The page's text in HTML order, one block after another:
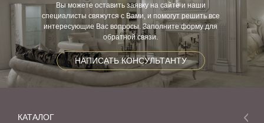
Вы можете оставить заявку на сайте и наши
специалисты свяжутся с Вами, и помогут решить все
интересующие Вас вопросы. Заполните форму для
обратной связи.
НАПИСАТЬ КОНСУЛЬТАНТУ
КАТАЛОГ